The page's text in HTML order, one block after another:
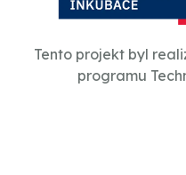
Tento projekt byl
programu